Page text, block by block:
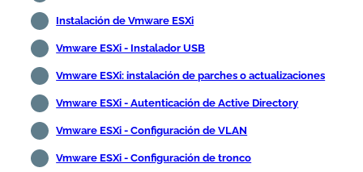
Instalación de Vmware ESXi
Vmware ESXi - Instalador USB
Vmware ESXi: instalación de parches o actualizaciones
Vmware ESXi - Autenticación de Active Directory
Vmware ESXi - Configuración de VLAN
Vmware ESXi - Configuración de tronco